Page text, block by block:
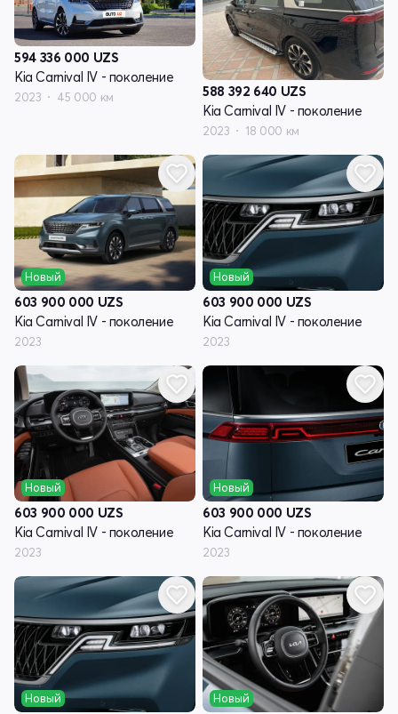
594 336 000 UZS
Kia Carnival IV - поколение
2023 45 000 км 588 392 640 UZS
Kia Carnival IV - поколение
2023 18 000 км
Новый
603 900 000 UZS
Kia Carnival IV - поколение
2023
Новый
603 900 000 UZS
Kia Carnival IV - поколение
2023
Новый
603 900 000 UZS
Kia Carnival IV - поколение
2023
Новый
603 900 000 UZS
Kia Carnival IV - поколение
2023
Новый Новый